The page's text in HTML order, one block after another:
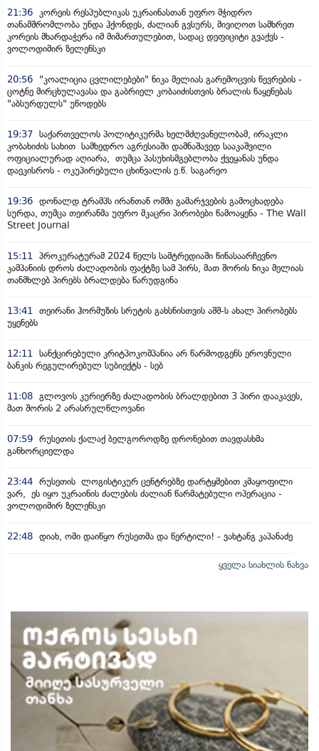
21:36 კორეის რესპუბლიკას უკრაინასთან უფრო მჭიდრო
თანამშრომლობა უნდა ჰქონდეს, ძალიან გვსურს, მივიღოთ სამხრეთ
კორეის მხარდაჭერა იმ მიმართულებით, სადაც დეფიციტი გვაქვს -
ვოლოდიმირ ზელენსკი
20:56
"კოალიცია ცვლილებები" ნიკა მელიას გარემოცვის წევრების -
ცოტნე მირცხულავასა და გაბრიელ კობაიძისთვის ბრალის წაყენებას
"აბსურდულს" უწოდებს
19:37 საქართველოს პოლიტიკურმა ხელმძღვანელობამ, ირაკლი
კობახიძის სახით სამხედრო აგრესიაში დამნაშავედ სააკაშვილი
ოფიციალურად აღიარა, თუმცა პასუხისმგებლობა ქვეყანას უნდა
დაეკისროს - ოკუპირებული ცხინვალის ე.წ. საგარეო
19:36 დონალდ ტრამპს ირანთან ომში გამარჯვების გამოცხადება
სურდა, თუმცა თეირანმა უფრო მკაცრი პირობები წამოაყენა - The Wall
Street Journal
15:11 პროკურატურამ 2024 წელს სამტრედიაში წინასაარჩევნო
კამპანიის დროს ძალადობის ფაქტზე სამ პირს, მათ შორის ნიკა მელიას
თანმხლებ პირებს ბრალდება წარუდგინა
13:41 თეირანი ჰორმუზის სრუტის გახსნისთვის აშშ-ს ახალ პირობებს
უყენებს
12:11 სანქცირებული კრიტპოკომპანია არ წარმოდგენს ეროვნული
ბანკის რეგულირებულ სუბიექტს - სებ
11:08 გლოვოს კურიერზე ძალადობის ბრალდებით 3 პირი დააკავეს,
მათ შორის 2 არასრულწლოვანი
07:59 რუსეთის ქალაქ ბელგოროდზე დრონებით თავდასხმა
განხორციელდა
23:44 რუსეთის ლოგისტიკურ ცენტრებზე დარტყმებით კმაყოფილი
ვარ, ეს იყო უკრაინის ძალების ძალიან წარმატებული ოპერაცია -
ვოლოდიმირ ზელენსკი
22:48 დიახ, ომი დაიწყო რუსეთმა და წერტილი! - ვახტანგ კაპანაძე
ყველა სიახლის ნახვა